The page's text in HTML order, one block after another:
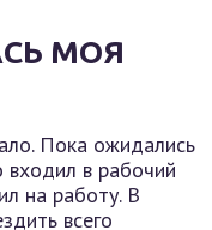
МОЯ
Пока ожидались
в рабочий
на работу. В
всего